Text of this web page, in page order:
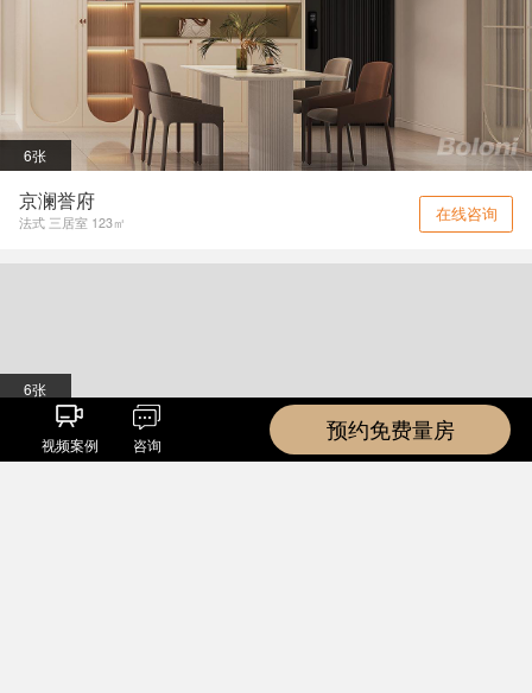
6张
京澜誉府
法式 三居室 123㎡ 在线咨询
视频案例 咨询
预约免费量房